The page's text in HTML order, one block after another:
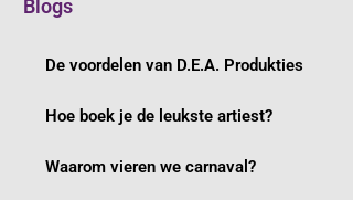
Blogs
De voordelen van D.E.A. Produkties
Hoe boek je de leukste artiest?
Waarom vieren we carnaval?